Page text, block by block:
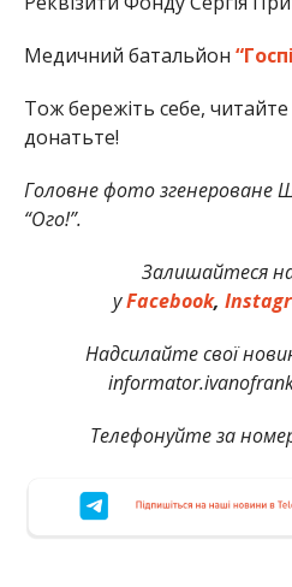
Медичний батальйон
Тож бережіть себе,
донатьте!
Головне фото згенероване
“Ого!”.
Залишайтеся на
уFacebook,
Надсилайте свої
Телефонуйте за